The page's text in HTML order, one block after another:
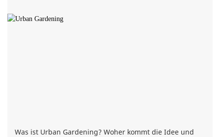
Was ist Urban Gardening? Woher kommt die Idee und